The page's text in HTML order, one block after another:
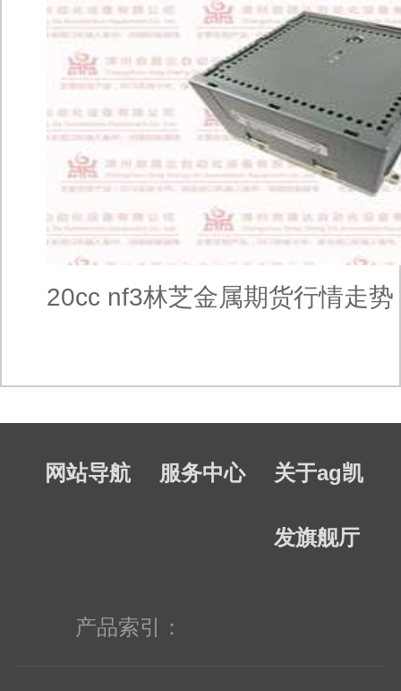
20cc nf3林芝金属期货行情走势
网站导航 服务中心 关于ag凯
发旗舰厅
产品索引：